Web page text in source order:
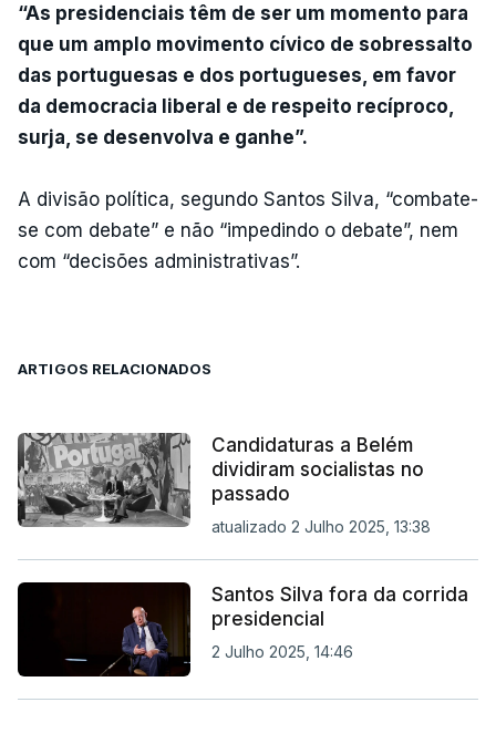
“As presidenciais têm de ser um momento para
que um amplo movimento cívico de sobressalto
das portuguesas e dos portugueses, em favor
da democracia liberal e de respeito recíproco,
surja, se desenvolva e ganhe”.
A divisão política, segundo Santos Silva, “combate-
se com debate” e não “impedindo o debate”, nem
com “decisões administrativas”.
ARTIGOS RELACIONADOS
Candidaturas a Belém
dividiram socialistas no
passado
atualizado 2 Julho 2025, 13:38
Santos Silva fora da corrida
presidencial
2 Julho 2025, 14:46